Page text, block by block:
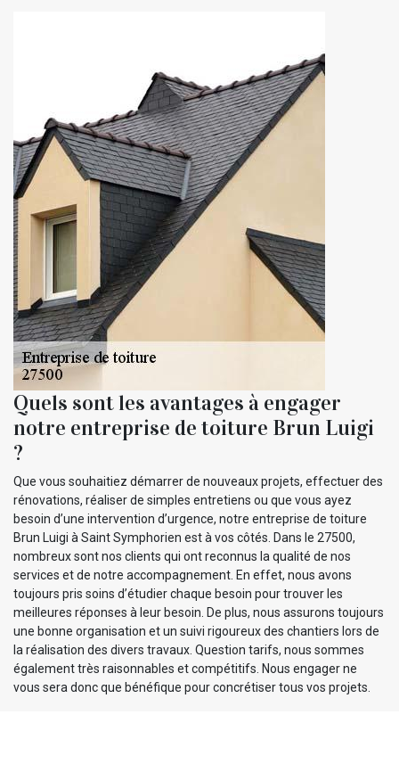
Quels sont les avantages à engager
notre entreprise de toiture Brun Luigi
?
Que vous souhaitiez démarrer de nouveaux projets, effectuer des
rénovations, réaliser de simples entretiens ou que vous ayez
besoin d’une intervention d’urgence, notre entreprise de toiture
Brun Luigi à Saint Symphorien est à vos côtés. Dans le 27500,
nombreux sont nos clients qui ont reconnus la qualité de nos
services et de notre accompagnement. En effet, nous avons
toujours pris soins d’étudier chaque besoin pour trouver les
meilleures réponses à leur besoin. De plus, nous assurons toujours
une bonne organisation et un suivi rigoureux des chantiers lors de
la réalisation des divers travaux. Question tarifs, nous sommes
également très raisonnables et compétitifs. Nous engager ne
vous sera donc que bénéfique pour concrétiser tous vos projets.